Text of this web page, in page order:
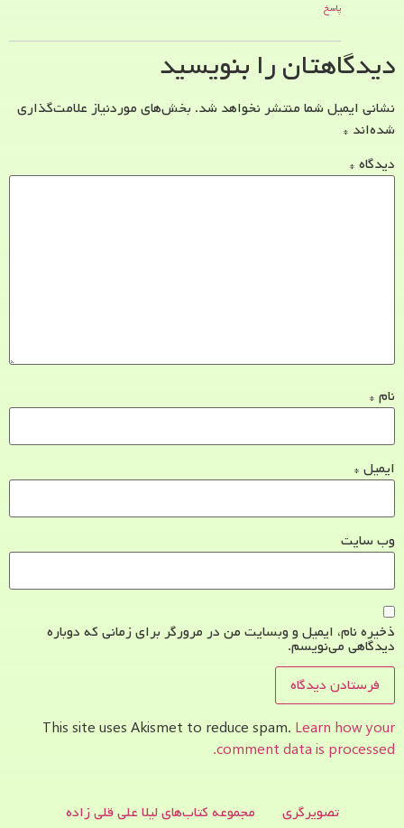
پاسخ
دیدگاهتان را بنویسید
نشانی ایمیل شما منتشر نخواهد شد. بخش‌های موردنیاز علامت‌گذاری
شده‌اند *
دیدگاه *
نام *
ایمیل *
وب‌ سایت
ذخیره نام، ایمیل و وبسایت من در مرورگر برای زمانی که دوباره
دیدگاهی می‌نویسم.
This site uses Akismet to reduce spam. Learn how your
comment data is processed.
تصویرگری
مجموعه کتاب‌های لیلا علی قلی زاده